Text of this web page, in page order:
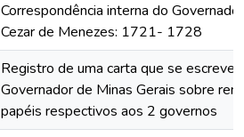
Correspondência interna do
Cezar de Menezes: 1721- 1728
Registro de uma carta que se
Governador de Minas Gerais sobre
papéis respectivos aos 2 governos